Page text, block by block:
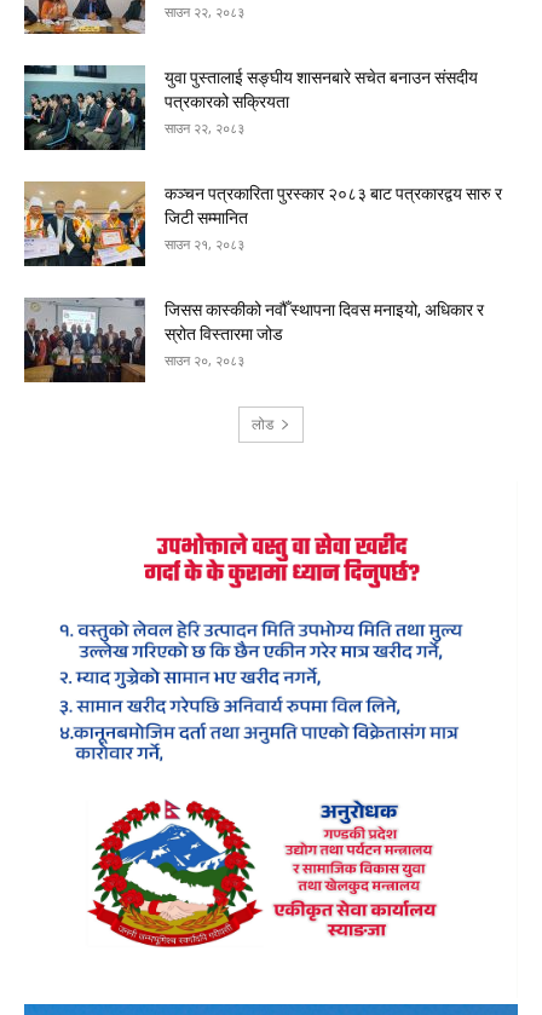
साउन २२, २०८३
युवा पुस्तालाई सङ्घीय शासनबारे सचेत बनाउन संसदीय
पत्रकारको सक्रियता
साउन २२, २०८३
कञ्चन पत्रकारिता पुरस्कार २०८३ बाट पत्रकारद्वय सारु र
जिटी सम्मानित
साउन २१, २०८३
जिसस कास्कीको नवौँ स्थापना दिवस मनाइयो, अधिकार र
स्रोत विस्तारमा जोड
साउन २०, २०८३
लोड